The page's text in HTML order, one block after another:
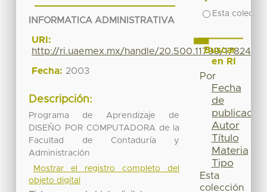
INFORMATICA ADMINISTRATIVA
URI:
http://ri.uaemex.mx/handle/20.500.11799/17824
Fecha: 2003
Descripción:
Programa de Aprendizaje de
DISEÑO POR COMPUTADORA de la
Facultad de Contaduría y
Administración
Mostrar el registro completo del
objeto digital
Esta
Buscar
en RI
Por
Fecha
de
publicación
Autor
Título
Materia
Tipo
Esta
colección